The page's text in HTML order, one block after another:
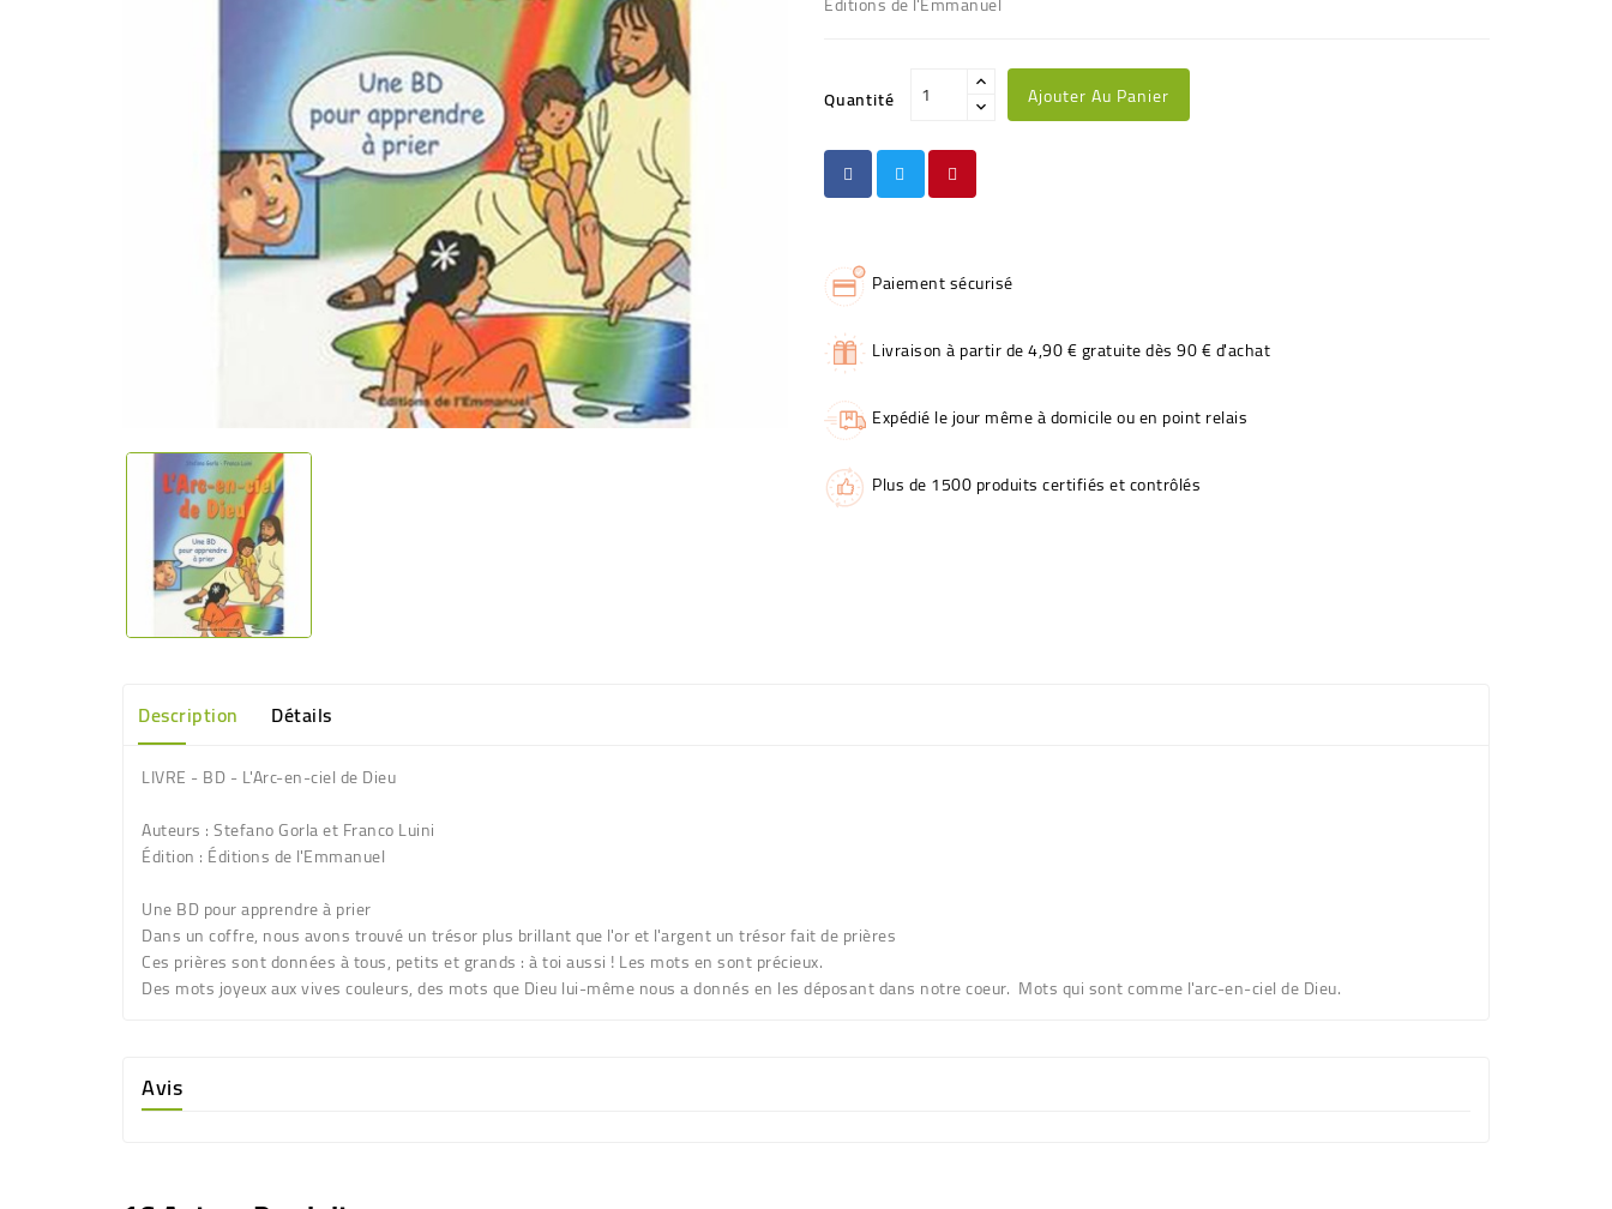
Quantité Ajouter Au Panier
Paiement sécurisé
Livraison à partir de 4,90 € gratuite dès 90 € d'achat
Expédié le jour même à domicile ou en point relais
Plus de 1500 produits certifiés et contrôlés
Description Détails
LIVRE - BD - L'Arc-en-ciel de Dieu
Auteurs : Stefano Gorla et Franco Luini
Édition : Éditions de l'Emmanuel
Une BD pour apprendre à prier
Dans un coffre, nous avons trouvé un trésor plus brillant que l'or et l'argent un trésor fait de prières
Ces prières sont données à tous, petits et grands : à toi aussi ! Les mots en sont précieux.
Des mots joyeux aux vives couleurs, des mots que Dieu lui-même nous a donnés en les déposant dans notre coeur. Mots qui sont comme l'arc-en-ciel de Dieu.
Avis